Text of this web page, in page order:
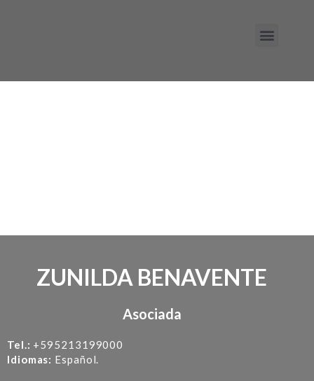
ZUNILDA BENAVENTE
Asociada
Tel.: +595213199000
Idiomas: Español.